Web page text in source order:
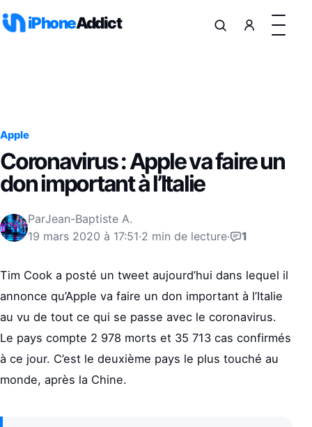
iPhoneAddict
Apple
Coronavirus : Apple va faire un
don important à l’Italie
ParJean-Baptiste A.
19 mars 2020 à 17:51·2 min de lecture· 1
Tim Cook a posté un tweet aujourd’hui dans lequel il
annonce qu’Apple va faire un don important à l’Italie
au vu de tout ce qui se passe avec le coronavirus.
Le pays compte 2 978 morts et 35 713 cas confirmés
à ce jour. C’est le deuxième pays le plus touché au
monde, après la Chine.